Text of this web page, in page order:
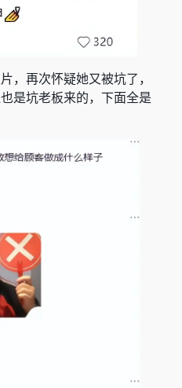
，再次怀疑她又被坑了，
是坑老板来的，下面全是